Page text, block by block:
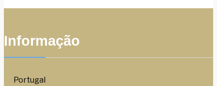
Informação
Portugal